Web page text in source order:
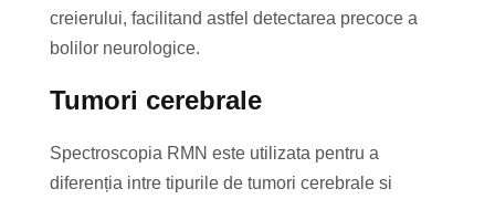
creierului, facilitand astfel detectarea precoce a
bolilor neurologice.
Tumori cerebrale
Spectroscopia RMN este utilizata pentru a
diferenția intre tipurile de tumori cerebrale si